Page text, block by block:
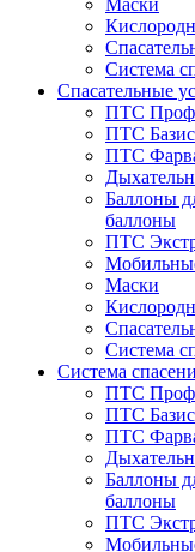
Маски
Система
Спасательные
ПТС
ПТС Базис
ПТС
Баллоны
баллоны
ПТС
Маски
Система
Система
ПТС
ПТС Базис
ПТС
Баллоны
баллоны
ПТС